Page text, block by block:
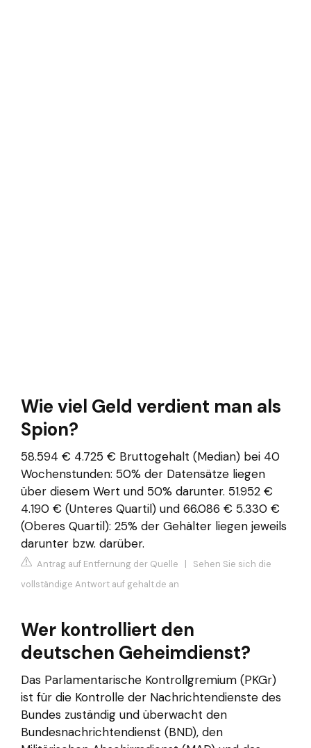
Wie viel Geld verdient man als
Spion?
58.594 € 4.725 € Bruttogehalt (Median) bei 40
Wochenstunden: 50% der Datensätze liegen
über diesem Wert und 50% darunter. 51.952 €
4.190 € (Unteres Quartil) und 66.086 € 5.330 €
(Oberes Quartil): 25% der Gehälter liegen jeweils
darunter bzw. darüber.
Antrag auf Entfernung der Quelle | Sehen Sie sich die
vollständige Antwort auf gehalt.de an
Wer kontrolliert den
deutschen Geheimdienst?
Das Parlamentarische Kontrollgremium (PKGr)
ist für die Kontrolle der Nachrichtendienste des
Bundes zuständig und überwacht den
Bundesnachrichtendienst (BND), den